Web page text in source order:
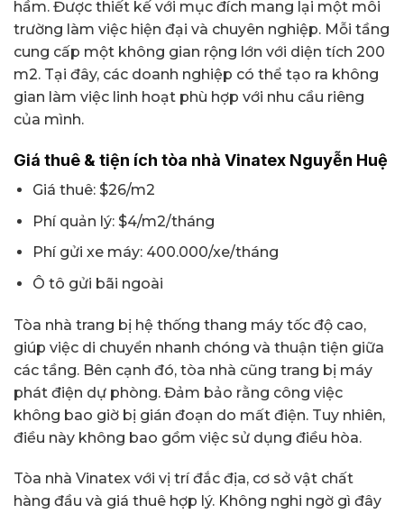
hầm. Được thiết kế với mục đích mang lại một môi
trường làm việc hiện đại và chuyên nghiệp. Mỗi tầng
cung cấp một không gian rộng lớn với diện tích 200
m2. Tại đây, các doanh nghiệp có thể tạo ra không
gian làm việc linh hoạt phù hợp với nhu cầu riêng
của mình.
Giá thuê & tiện ích tòa nhà Vinatex Nguyễn Huệ
Giá thuê: $26/m2
Phí quản lý: $4/m2/tháng
Phí gửi xe máy: 400.000/xe/tháng
Ô tô gửi bãi ngoài
Tòa nhà trang bị hệ thống thang máy tốc độ cao,
giúp việc di chuyển nhanh chóng và thuận tiện giữa
các tầng. Bên cạnh đó, tòa nhà cũng trang bị máy
phát điện dự phòng. Đảm bảo rằng công việc
không bao giờ bị gián đoạn do mất điện. Tuy nhiên,
điều này không bao gồm việc sử dụng điều hòa.
Tòa nhà Vinatex với vị trí đắc địa, cơ sở vật chất
hàng đầu và giá thuê hợp lý. Không nghi ngờ gì đây